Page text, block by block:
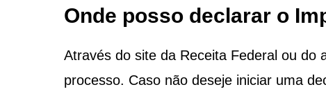
Onde posso declarar o
Através do site da Receita Federal ou do
processo. Caso não deseje iniciar uma